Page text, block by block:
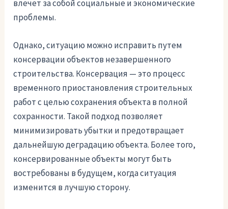
влечет за собой социальные и экономические
проблемы.
Однако, ситуацию можно исправить путем
консервации объектов незавершенного
строительства. Консервация — это процесс
временного приостановления строительных
работ с целью сохранения объекта в полной
сохранности. Такой подход позволяет
минимизировать убытки и предотвращает
дальнейшую деградацию объекта. Более того,
консервированные объекты могут быть
востребованы в будущем, когда ситуация
изменится в лучшую сторону.